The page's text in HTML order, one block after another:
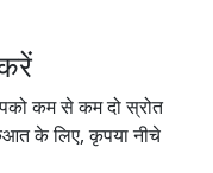
कम से कम दो स्रोत
के लिए, कृपया नीचे